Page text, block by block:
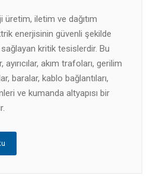
üretim, iletim ve dağıtım
enerjisinin güvenli şekilde
kritik tesislerdir. Bu
akım trafoları, gerilim
baralar, kablo bağlantıları,
ve kumanda altyapısı bir